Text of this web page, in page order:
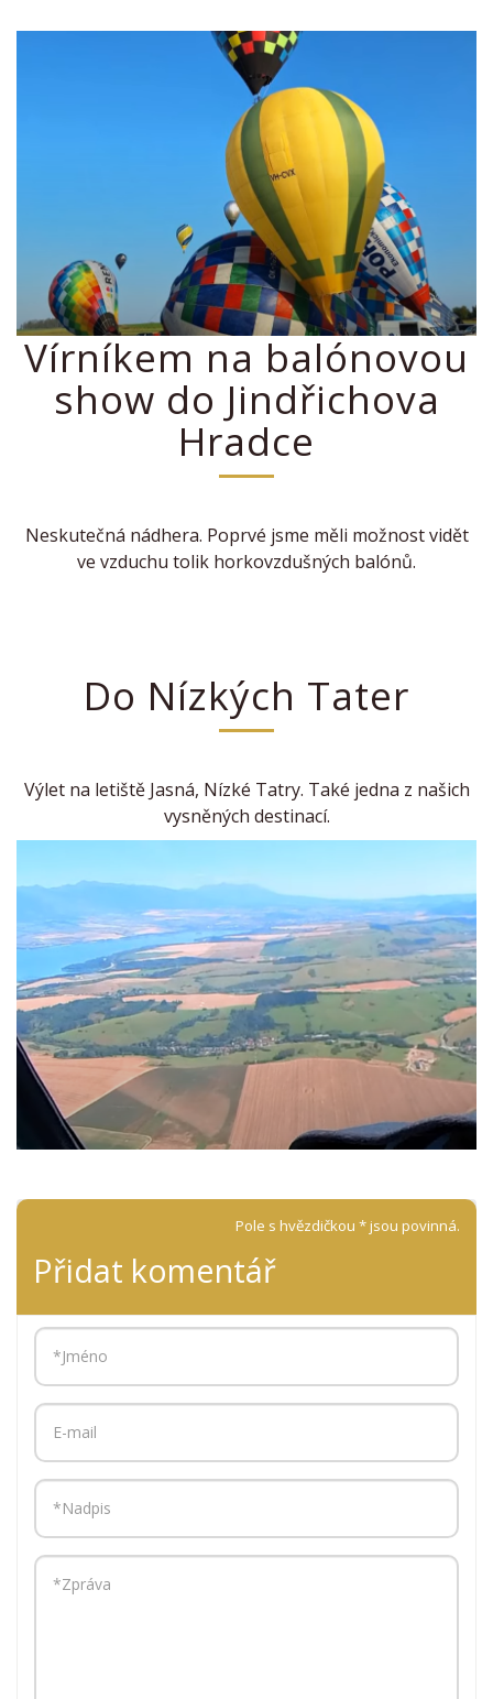
Vírníkem na balónovou
show do Jindřichova
Hradce
Neskutečná nádhera. Poprvé jsme měli možnost vidět
ve vzduchu tolik horkovzdušných balónů.
Do Nízkých Tater
Výlet na letiště Jasná, Nízké Tatry. Také jedna z našich
vysněných destinací.
Pole s hvězdičkou * jsou povinná.
Přidat komentář